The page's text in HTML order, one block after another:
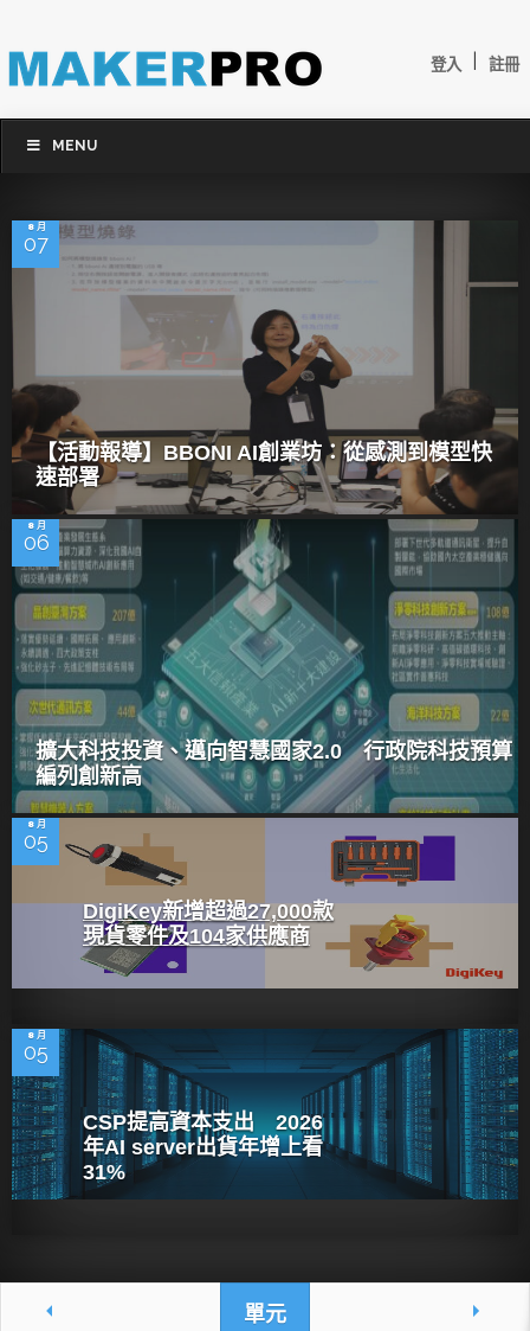
登入 註冊
MENU
8 月
07
【活動報導】BBONI AI創業坊：從感測到模型快
速部署
8 月
06
擴大科技投資、邁向智慧國家2.0 行政院科技預算
編列創新高
8 月
05
DigiKey新增超過27,000款
現貨零件及104家供應商
8 月
05
CSP提高資本支出 2026
年AI server出貨年增上看
31%
單元